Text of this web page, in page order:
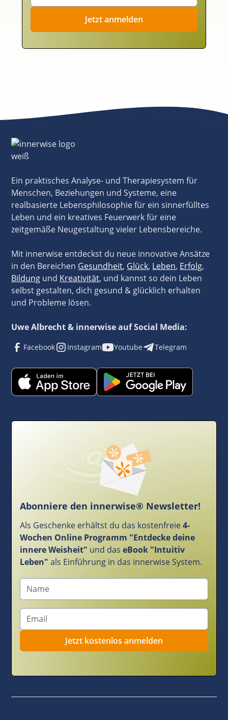
Ein praktisches Analyse- und Therapiesystem für
Menschen, Beziehungen und Systeme, eine
realbasierte Lebensphilosophie für ein sinnerfülltes
Leben und ein kreatives Feuerwerk für eine
zeitgemäße Neugestaltung vieler Lebensbereiche.
Mit innerwise entdeckst du neue innovative Ansätze
in den Bereichen Gesundheit, Glück, Leben, Erfolg,
Bildung und Kreativität, und kannst so dein Leben
selbst gestalten, dich gesund & glücklich erhalten
und Probleme lösen.
Uwe Albrecht & innerwise auf Social Media:
Facebook Instagram Youtube Telegram
Abonniere den innerwise® Newsletter!
Als Geschenke erhältst du das kostenfreie4-
Wochen Online Programm "Entdecke deine
innere Weisheit" und das eBook "Intuitiv
Leben"als Einführung in das innerwise System.